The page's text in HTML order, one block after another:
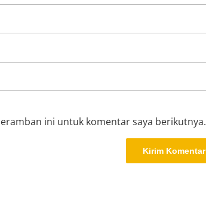
ini untuk komentar saya berikutnya.